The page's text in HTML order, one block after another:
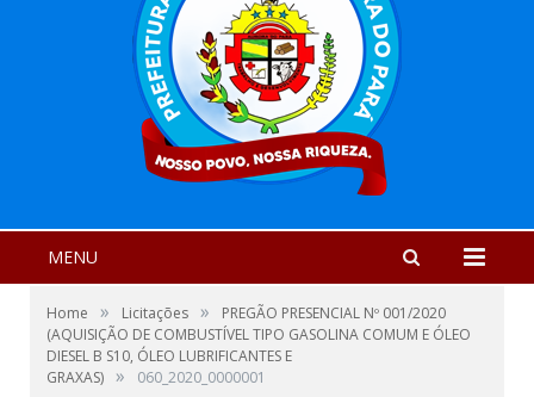
MENU
Home » Licitações »
PREGÃO PRESENCIAL Nº 001/2020
(AQUISIÇÃO DE COMBUSTÍVEL TIPO GASOLINA COMUM E ÓLEO
DIESEL B S10, ÓLEO LUBRIFICANTES E
GRAXAS) » 060_2020_0000001